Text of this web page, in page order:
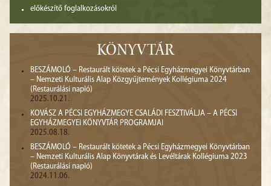
előkészítő foglalkozásokról
KÖNYVTÁR
BESZÁMOLÓ – Restaurált kötetek a Pécsi Egyházmegyei Könyvtárban
– Nemzeti Kulturális Alap Közgyűjtemények Kollégiuma 2024
(Restaurálási napló)
2025.10.21.
KOVÁSZ A PÉCSI EGYHÁZMEGYE CSALÁDI FESZTIVÁLJA – A PÉCSI
EGYHÁZMEGYEI KÖNYVTÁR PROGRAMJAI
2025.08.18.
BESZÁMOLÓ – Restaurált kötetek a Pécsi Egyházmegyei Könyvtárban
– Nemzeti Kulturális Alap Könyvtárak és Levéltárak Kollégiuma 2023
(Restaurálási napló)
2024.11.06.